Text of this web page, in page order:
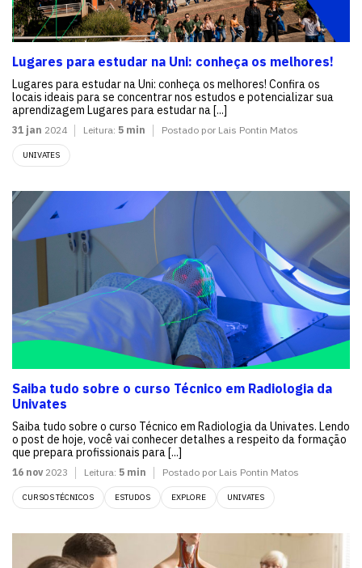
Lugares para estudar na Uni: conheça os melhores!
Lugares para estudar na Uni: conheça os melhores! Confira os
locais ideais para se concentrar nos estudos e potencializar sua
aprendizagem Lugares para estudar na [...]
31 jan 2024 Leitura: 5 min Postado por Lais Pontin Matos
UNIVATES
Saiba tudo sobre o curso Técnico em Radiologia da
Univates
Saiba tudo sobre o curso Técnico em Radiologia da Univates. Lendo
o post de hoje, você vai conhecer detalhes a respeito da formação
que prepara profissionais para [...]
16 nov2023 Leitura: 5 min Postado por Lais Pontin Matos
CURSOS TÉCNICOS ESTUDOS EXPLORE UNIVATES